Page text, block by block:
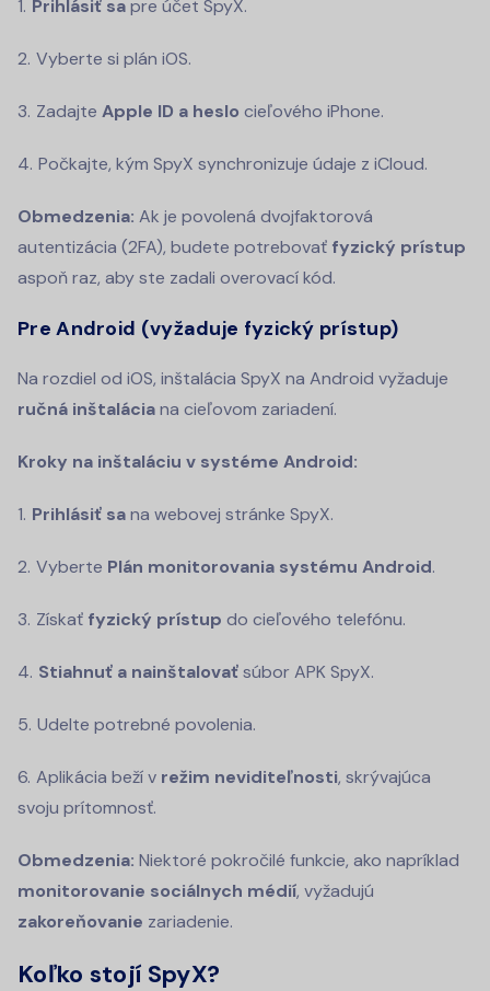
Prihlásiť sapre účet SpyX.
Vyberte si plán iOS.
Zadajte Apple ID a heslo cieľového iPhone.
Počkajte, kým SpyX synchronizuje údaje z iCloud.
Obmedzenia: Ak je povolená dvojfaktorová
autentizácia (2FA), budete potrebovať fyzický prístup
aspoň raz, aby ste zadali overovací kód.
Pre Android (vyžaduje fyzický prístup)
Na rozdiel od iOS, inštalácia SpyX na Android vyžaduje
ručná inštaláciana cieľovom zariadení.
Kroky na inštaláciu v systéme Android:
Prihlásiť sana webovej stránke SpyX.
Vyberte Plán monitorovania systému Android.
Získať fyzický prístup do cieľového telefónu.
Stiahnuť a nainštalovaťsúbor APK SpyX.
Udelte potrebné povolenia.
Aplikácia beží v režim neviditeľnosti, skrývajúca
svoju prítomnosť.
Obmedzenia: Niektoré pokročilé funkcie, ako napríklad
monitorovanie sociálnych médií, vyžadujú
zakoreňovanie zariadenie.
Koľko stojí SpyX?